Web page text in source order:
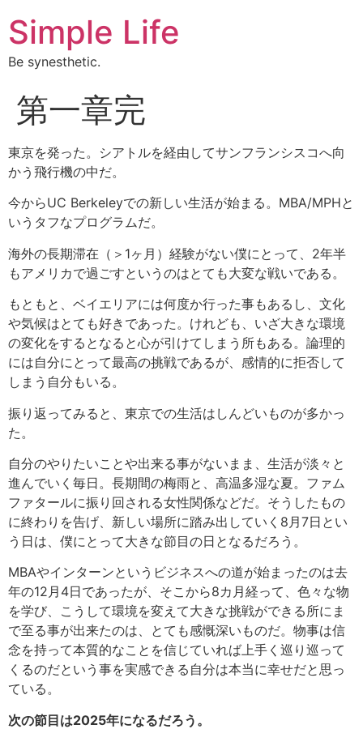
Simple Life
Be synesthetic.
第一章完
東京を発った。シアトルを経由してサンフランシスコへ向
かう飛行機の中だ。
今からUC Berkeleyでの新しい生活が始まる。MBA/MPHと
いうタフなプログラムだ。
海外の長期滞在（＞1ヶ月）経験がない僕にとって、2年半
もアメリカで過ごすというのはとても大変な戦いである。
もともと、ベイエリアには何度か行った事もあるし、文化
や気候はとても好きであった。けれども、いざ大きな環境
の変化をするとなると心が引けてしまう所もある。論理的
には自分にとって最高の挑戦であるが、感情的に拒否して
しまう自分もいる。
振り返ってみると、東京での生活はしんどいものが多かっ
た。
自分のやりたいことや出来る事がないまま、生活が淡々と
進んでいく毎日。長期間の梅雨と、高温多湿な夏。ファム
ファタールに振り回される女性関係などだ。そうしたもの
に終わりを告げ、新しい場所に踏み出していく8月7日とい
う日は、僕にとって大きな節目の日となるだろう。
MBAやインターンというビジネスへの道が始まったのは去
年の12月4日であったが、そこから8カ月経って、色々な物
を学び、こうして環境を変えて大きな挑戦ができる所にま
で至る事が出来たのは、とても感慨深いものだ。物事は信
念を持って本質的なことを信じていれば上手く巡り巡って
くるのだという事を実感できる自分は本当に幸せだと思っ
ている。
次の節目は2025年になるだろう。